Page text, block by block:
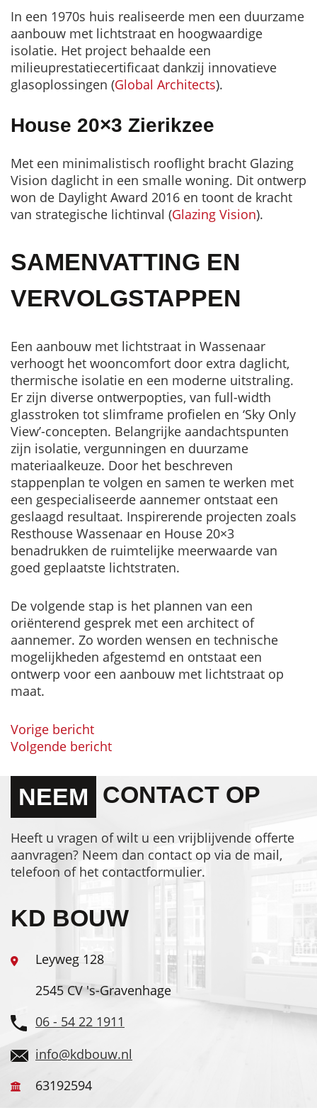
In een 1970s huis realiseerde men een duurzame
aanbouw met lichtstraat en hoogwaardige
isolatie. Het project behaalde een
milieuprestatiecertificaat dankzij innovatieve
glasoplossingen (Global Architects).
House 20×3 Zierikzee
Met een minimalistisch rooflight bracht Glazing
Vision daglicht in een smalle woning. Dit ontwerp
won de Daylight Award 2016 en toont de kracht
van strategische lichtinval (Glazing Vision).
SAMENVATTING EN
VERVOLGSTAPPEN
Een aanbouw met lichtstraat in Wassenaar
verhoogt het wooncomfort door extra daglicht,
thermische isolatie en een moderne uitstraling.
Er zijn diverse ontwerpopties, van full-width
glasstroken tot slimframe profielen en ‘Sky Only
View’-concepten. Belangrijke aandachtspunten
zijn isolatie, vergunningen en duurzame
materiaalkeuze. Door het beschreven
stappenplan te volgen en samen te werken met
een gespecialiseerde aannemer ontstaat een
geslaagd resultaat. Inspirerende projecten zoals
Resthouse Wassenaar en House 20×3
benadrukken de ruimtelijke meerwaarde van
goed geplaatste lichtstraten.
De volgende stap is het plannen van een
oriënterend gesprek met een architect of
aannemer. Zo worden wensen en technische
mogelijkheden afgestemd en ontstaat een
ontwerp voor een aanbouw met lichtstraat op
maat.
BERICHT
NAVIGATIE
Vorige bericht
Volgende bericht
NEEM CONTACT OP
Heeft u vragen of wilt u een vrijblijvende offerte
aanvragen? Neem dan contact op via de mail,
telefoon of het contactformulier.
KD BOUW
Leyweg 128
2545 CV 's-Gravenhage
06 - 54 22 1911
info@kdbouw.nl
63192594